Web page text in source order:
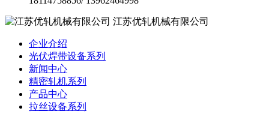
江苏优轧机械有限公司
企业介绍
光伏焊带设备系列
新闻中心
精密轧机系列
产品中心
拉丝设备系列